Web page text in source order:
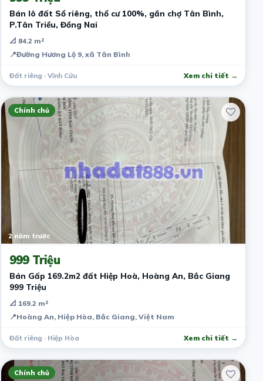
Bán lô đất Sổ riêng, thổ cư 100%, gần chợ Tân Bình,
P.Tân Triều, Đồng Nai
📐 84.2 m²
📍Đường Hương Lộ 9, xã Tân Bình
Đất riêng · Vĩnh Cửu Xem chi tiết →
Chính chủ
2 năm trước
999 Triệu
Bán Gấp 169.2m2 đất Hiệp Hoà, Hoàng An, Bắc Giang
999 Triệu
📐 169.2 m²
📍Hoàng An, Hiệp Hòa, Bắc Giang, Việt Nam
Đất riêng · Hiệp Hòa Xem chi tiết →
Chính chủ